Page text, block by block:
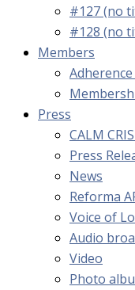
#127 (no
#128 (no
Members
Press
CALM
Press
News
Reforma
Voice of
Audio
Video
Photo